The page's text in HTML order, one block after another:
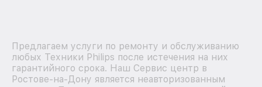
Предлагаем услуги по ремонту и обслуживанию
любых Техники Philips после истечения на них
гарантийного срока. Наш Сервис центр в
Ростове-на-Дону является неавторизованным